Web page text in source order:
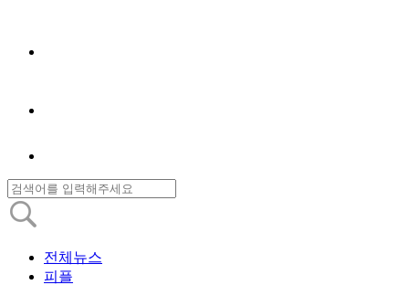
전체뉴스
피플